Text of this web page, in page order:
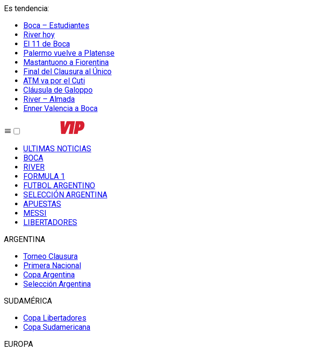
Es tendencia:
Boca – Estudiantes
River hoy
El 11 de Boca
Palermo vuelve a Platense
Mastantuono a Fiorentina
Final del Clausura al Único
ATM va por el Cuti
Cláusula de Galoppo
River – Almada
Enner Valencia a Boca
ULTIMAS NOTICIAS
BOCA
RIVER
FORMULA 1
FUTBOL ARGENTINO
SELECCIÓN ARGENTINA
APUESTAS
MESSI
LIBERTADORES
ARGENTINA
Torneo Clausura
Primera Nacional
Copa Argentina
Selección Argentina
SUDAMÉRICA
Copa Libertadores
Copa Sudamericana
EUROPA